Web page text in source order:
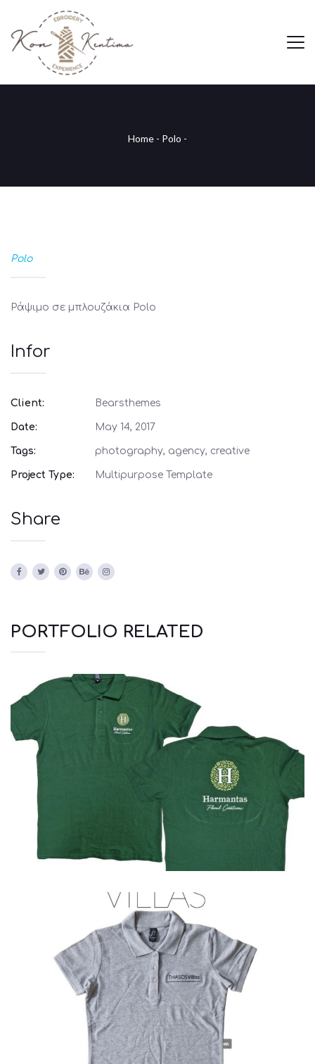
Home - Polo -
Polo
Ράψιμο σε μπλουζάκια Polo
Infor
Client: Bearsthemes
Date: May 14, 2017
Tags: photography, agency, creative
Project Type: Multipurpose Template
Share
PORTFOLIO RELATED
Polo
Polo Ξενοδοχεία